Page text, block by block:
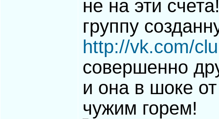
не на эти
группу
http://vk.com/
совершенно
и она в шоке
чужим горем!